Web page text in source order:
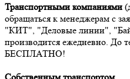
Транспортными компаниями
обращаться к менеджерам с
"КИТ", "Деловые линии",
производится ежедневно. До
БЕСПЛАТНО!